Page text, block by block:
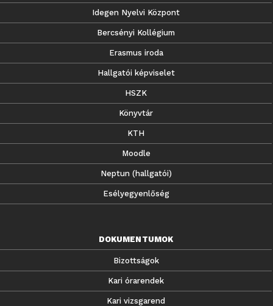
Idegen Nyelvi Központ
Bercsényi Kollégium
Erasmus iroda
Hallgatói képviselet
HSZK
Könyvtár
KTH
Moodle
Neptun (hallgatói)
Esélyegyenlőség
DOKUMENTUMOK
Bizottságok
Kari órarendek
Kari vizsgarend